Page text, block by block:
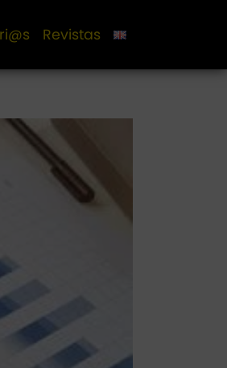
Revistas